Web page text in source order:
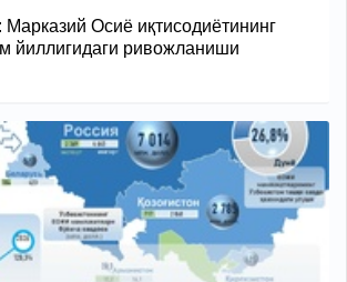
Осиё иқтисодиётининг
йиллигидаги ривожланиши